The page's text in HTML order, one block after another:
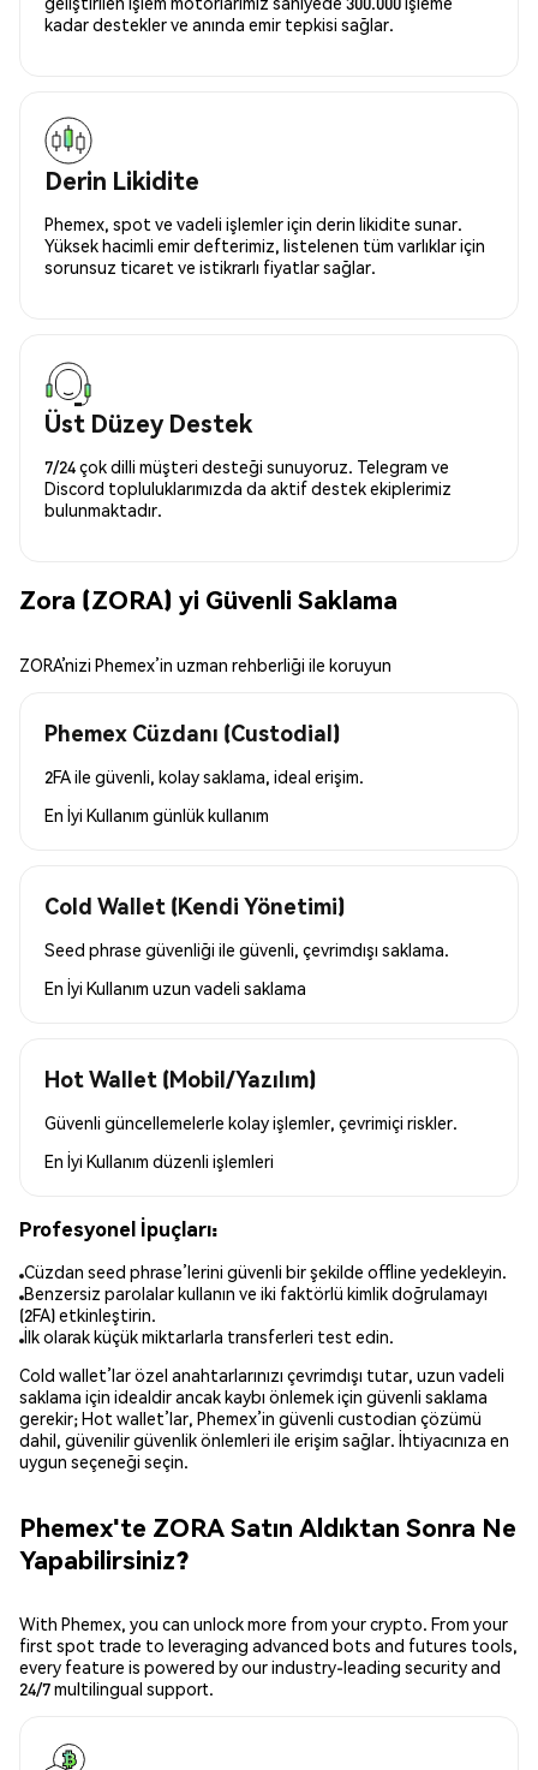
kadar destekler ve anında emir tepkisi sağlar.
Derin Likidite
Phemex, spot ve vadeli işlemler için derin likidite sunar.
Yüksek hacimli emir defterimiz, listelenen tüm varlıklar için
sorunsuz ticaret ve istikrarlı fiyatlar sağlar.
Üst Düzey Destek
7/24 çok dilli müşteri desteği sunuyoruz. Telegram ve
Discord topluluklarımızda da aktif destek ekiplerimiz
bulunmaktadır.
Zora (ZORA) yi Güvenli Saklama
ZORA’nizi Phemex’in uzman rehberliği ile koruyun
Phemex Cüzdanı (Custodial)
2FA ile güvenli, kolay saklama, ideal erişim.
En İyi Kullanım günlük kullanım
Cold Wallet (Kendi Yönetimi)
Seed phrase güvenliği ile güvenli, çevrimdışı saklama.
En İyi Kullanım uzun vadeli saklama
Hot Wallet (Mobil/Yazılım)
Güvenli güncellemelerle kolay işlemler, çevrimiçi riskler.
En İyi Kullanım düzenli işlemleri
Profesyonel İpuçları:
Cüzdan seed phrase’lerini güvenli bir şekilde offline yedekleyin.
Benzersiz parolalar kullanın ve iki faktörlü kimlik doğrulamayı
(2FA) etkinleştirin.
İlk olarak küçük miktarlarla transferleri test edin.
Cold wallet’lar özel anahtarlarınızı çevrimdışı tutar, uzun vadeli
saklama için idealdir ancak kaybı önlemek için güvenli saklama
gerekir; Hot wallet’lar, Phemex’in güvenli custodian çözümü
dahil, güvenilir güvenlik önlemleri ile erişim sağlar. İhtiyacınıza en
uygun seçeneği seçin.
Phemex'te ZORA Satın Aldıktan Sonra Ne
Yapabilirsiniz?
With Phemex, you can unlock more from your crypto. From your
first spot trade to leveraging advanced bots and futures tools,
every feature is powered by our industry-leading security and
24/7 multilingual support.